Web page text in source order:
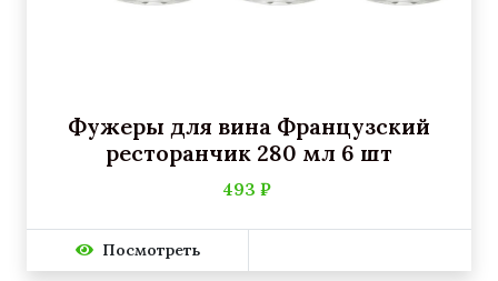
Фужеры для вина Французский
ресторанчик 280 мл 6 шт
493 ₽
Посмотреть